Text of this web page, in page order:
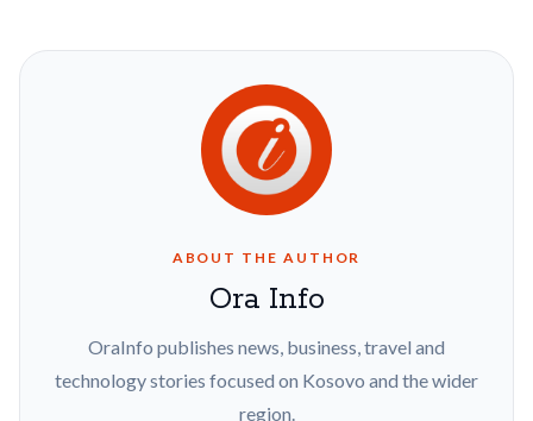
ABOUT THE AUTHOR
Ora Info
OraInfo publishes news, business, travel and
technology stories focused on Kosovo and the wider
region.